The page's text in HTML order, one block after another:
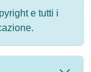
e tutti i